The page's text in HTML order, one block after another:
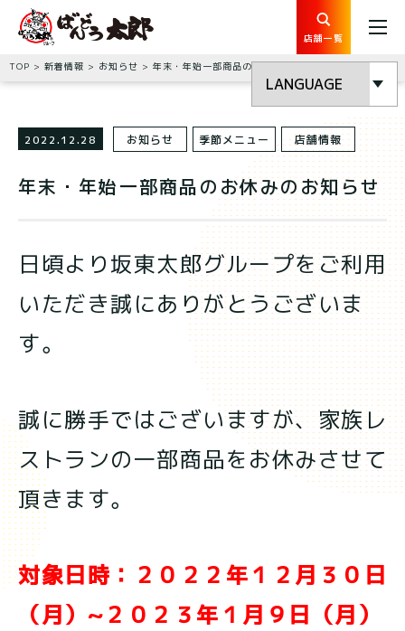
店舗一覧
TOP 新着情報 お知らせ 年末・年始一部商品のお休みのお知らせ
2022.12.28 お知らせ 季節メニュー 店舗情報
年末・年始一部商品のお休みのお知らせ
日頃より坂東太郎グループをご利用
いただき誠にありがとうございま
す。
誠に勝手ではございますが、家族レ
ストランの一部商品をお休みさせて
頂きます。
対象日時：２０２２年１２月３０日
（月）~２０２３年１月９日（月）